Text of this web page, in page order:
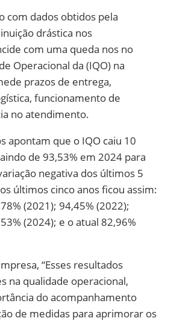
com dados obtidos pela
drástica nos
com uma queda nos no
Operacional da (IQO) na
prazos de entrega,
funcionamento de
no atendimento.
apontam que o IQO caiu 10
de 93,53% em 2024 para
negativa dos últimos 5
últimos cinco anos ficou assim:
(2021); 94,45% (2022);
(2024); e o atual 82,96%
“Esses resultados
na qualidade operacional,
do acompanhamento
de medidas para aprimorar os